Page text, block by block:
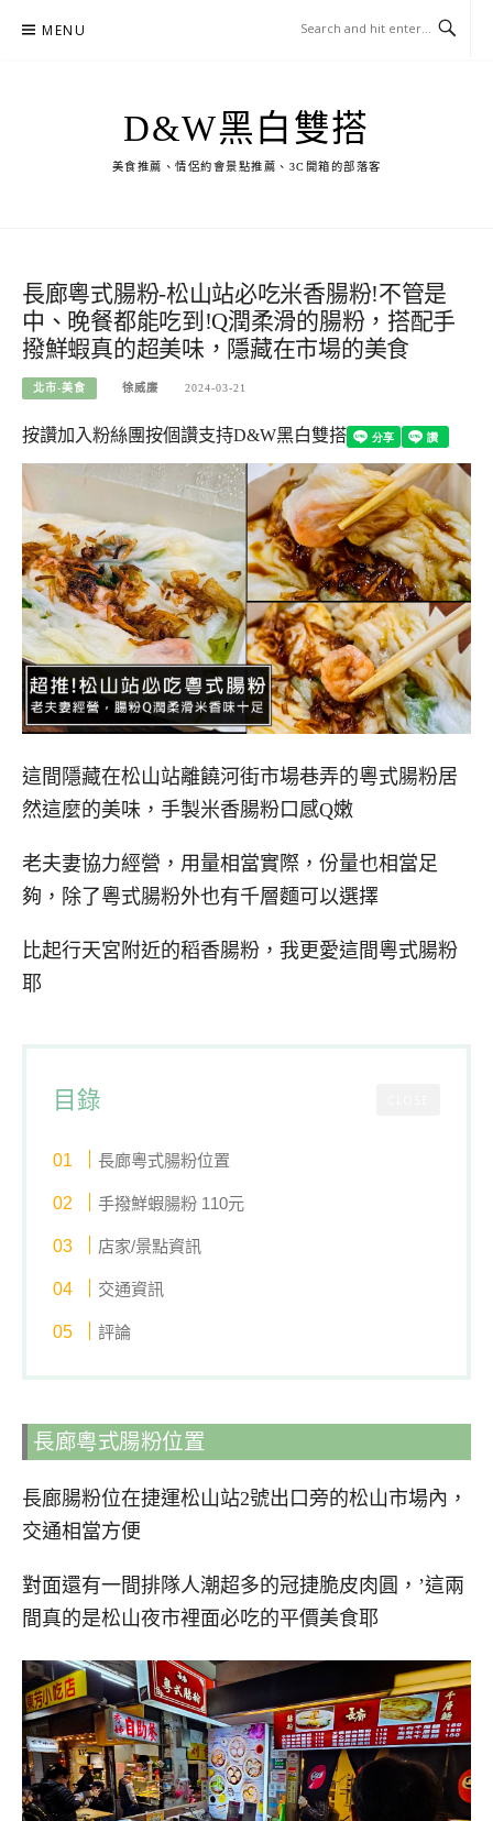
MENU
D&W黑白雙搭
美食推薦、情侶約會景點推薦、3C開箱的部落客
長廊粵式腸粉-松山站必吃米香腸粉!不管是
中、晚餐都能吃到!Q潤柔滑的腸粉，搭配手
撥鮮蝦真的超美味，隱藏在市場的美食
北市-美食 徐威廉 2024-03-21
按讚加入粉絲團按個讚支持D&W黑白雙搭
這間隱藏在松山站離饒河街市場巷弄的粵式腸粉居
然這麼的美味，手製米香腸粉口感Q嫩
老夫妻協力經營，用量相當實際，份量也相當足
夠，除了粵式腸粉外也有千層麵可以選擇
比起行天宮附近的稻香腸粉，我更愛這間粵式腸粉
耶
目錄
長廊粵式腸粉位置
手撥鮮蝦腸粉 110元
店家/景點資訊
交通資訊
評論
長廊粵式腸粉位置
長廊腸粉位在捷運松山站2號出口旁的松山市場內，
交通相當方便
對面還有一間排隊人潮超多的冠捷脆皮肉圓，’這兩
間真的是松山夜市裡面必吃的平價美食耶